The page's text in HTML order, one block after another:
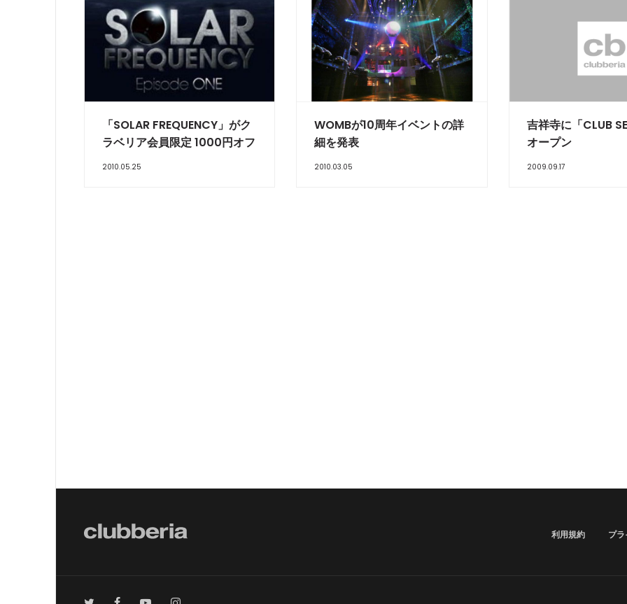
「SOLAR FREQUENCY」がク
ラベリア会員限定 1000円オフ
2010.05.25
WOMBが10周年イベントの詳
細を発表
2010.03.05
吉祥寺に「CLUB
オープン
2009.09.17
利用規約 プ